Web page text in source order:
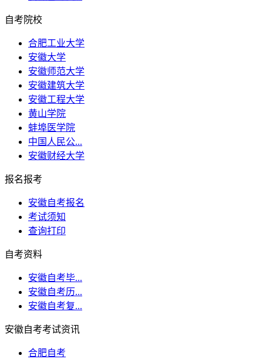
自考院校
合肥工业大学
安徽大学
安徽师范大学
安徽建筑大学
安徽工程大学
黄山学院
蚌埠医学院
中国人民公...
安徽财经大学
报名报考
安徽自考报名
考试须知
查询打印
自考资料
安徽自考毕...
安徽自考历...
安徽自考复...
安徽自考考试资讯
合肥自考